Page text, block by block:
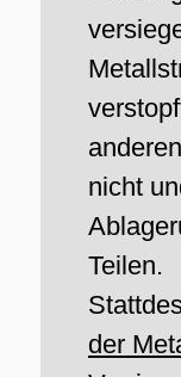
nicht
Teilen.
der